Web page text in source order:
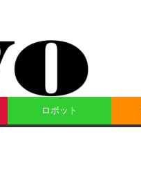
ロボット